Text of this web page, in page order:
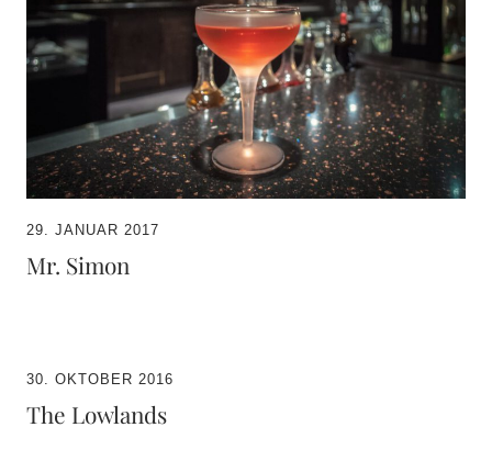
29. JANUAR 2017
Mr. Simon
30. OKTOBER 2016
The Lowlands